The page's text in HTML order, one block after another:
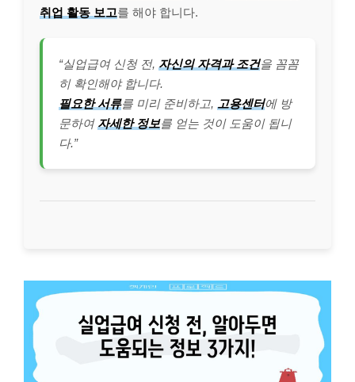
취업 활동 보고를 해야 합니다.
“실업급여 신청 전, 자신의 자격과 조건을 꼼꼼
히 확인해야 합니다.
필요한 서류를 미리 준비하고, 고용센터에 방
문하여 자세한 정보를 얻는 것이 도움이 됩니
다.”